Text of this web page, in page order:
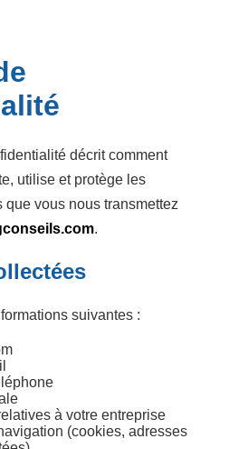
décrit comment
utilise et protège les
vous nous transmettez
.
suivantes :
à votre entreprise
(cookies, adresses